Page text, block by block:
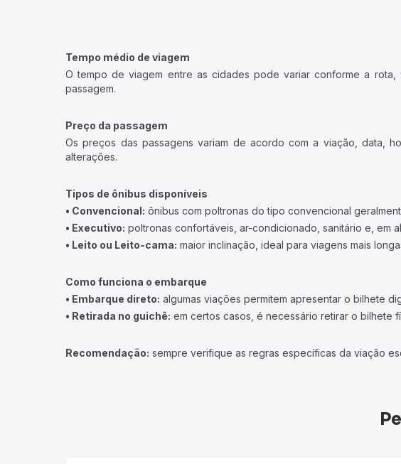
Tempo médio de viagem
O tempo de viagem entre as cidades pode variar conforme a
passagem.
Preço da passagem
Os preços das passagens variam de acordo com a viação, data,
alterações.
Tipos de ônibus disponíveis
• Convencional: ônibus com poltronas do tipo convencional
• Executivo: poltronas confortáveis, ar-condicionado, sanitário e, em
• Leito ou Leito-cama: maior inclinação, ideal para viagens mais
Como funciona o embarque
• Embarque direto: algumas viações permitem apresentar o bilhete
• Retirada no guichê: em certos casos, é necessário retirar o bilhete
Recomendação: sempre verifique as regras específicas da viação